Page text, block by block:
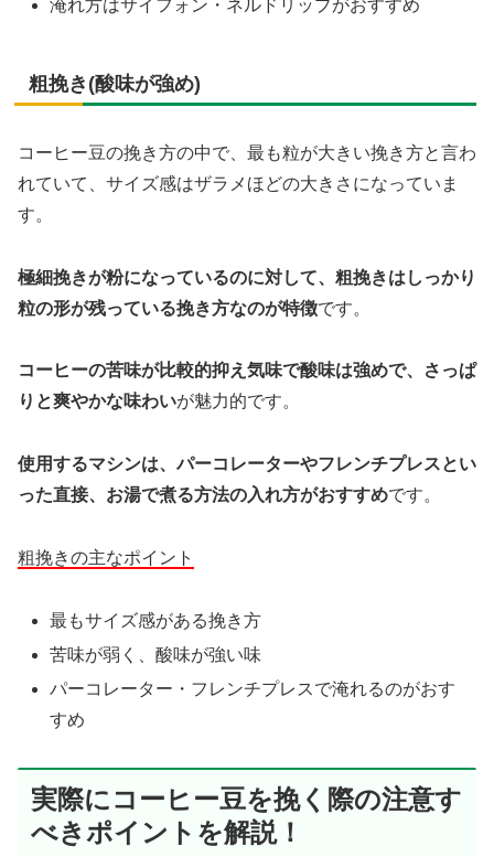
淹れ方はサイフォン・ネルドリップがおすすめ
粗挽き(酸味が強め)
コーヒー豆の挽き方の中で、最も粒が大きい挽き方と言わ
れていて、サイズ感はザラメほどの大きさになっていま
す。
極細挽きが粉になっているのに対して、粗挽きはしっかり
粒の形が残っている挽き方なのが特徴です。
コーヒーの苦味が比較的抑え気味で酸味は強めで、さっぱ
りと爽やかな味わいが魅力的です。
使用するマシンは、パーコレーターやフレンチプレスとい
った直接、お湯で煮る方法の入れ方がおすすめです。
粗挽きの主なポイント
最もサイズ感がある挽き方
苦味が弱く、酸味が強い味
パーコレーター・フレンチプレスで淹れるのがおす
すめ
実際にコーヒー豆を挽く際の注意す
べきポイントを解説！